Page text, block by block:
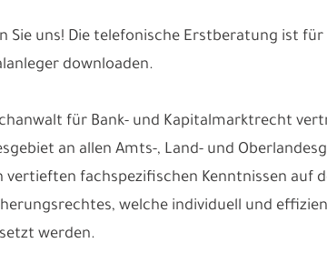
Sie uns! Die telefonische Erstberatung ist
downloaden.
für Bank- und Kapitalmarktrecht
an allen Amts-, Land- und
vertieften fachspezifischen Kenntnissen auf
welche individuell und
werden.